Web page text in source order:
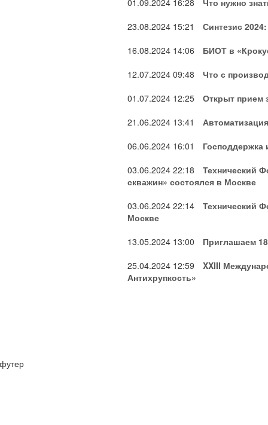
01.09.2024 16:28
Что нужно
23.08.2024 15:21
Синтезис
16.08.2024 14:06
БИОТ в
12.07.2024 09:48
Что с
01.07.2024 12:25
Открыт прием
21.06.2024 13:41
06.06.2024 16:01
03.06.2024 22:18
Технический
скважин» состоялся в Москве
03.06.2024 22:14
Технический
Москве
13.05.2024 13:00
Приглашаем
25.04.2024 12:59
XXIII
Антихрупкость»
футер